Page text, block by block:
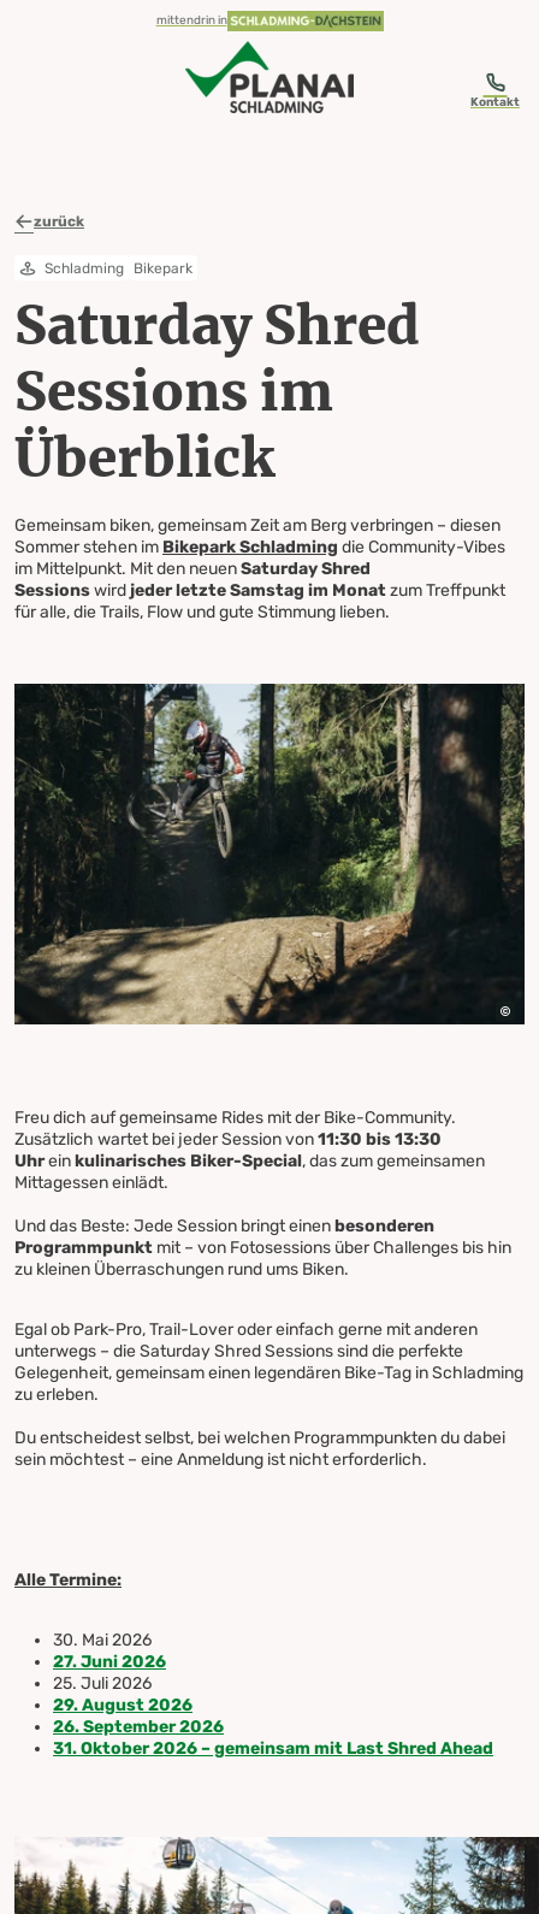
Zum Inhalt springen
Zum Inhaltsverzeichnis springen
Zur Navigation springen Saturday Shred Sessions im Überblick
mittendrin in
Kontakt
zurück
Schladming Bikepark
Saturday Shred
Sessions im
Überblick
Gemeinsam biken, gemeinsam Zeit am Berg verbringen – diesen
Sommer stehen im Bikepark Schladming die Community-Vibes
im Mittelpunkt. Mit den neuenSaturday Shred
Sessionswird jeder letzte Samstag im Monatzum Treffpunkt
für alle, die Trails, Flow und gute Stimmung lieben.
Freu dich auf gemeinsame Rides mit der Bike-Community.
Zusätzlich wartet bei jeder Session von11:30 bis 13:30
Uhreinkulinarisches Biker-Special, das zum gemeinsamen
Mittagessen einlädt.
Und das Beste: Jede Session bringt einenbesonderen
Programmpunkt mit – von Fotosessions über Challenges bis hin
zu kleinen Überraschungen rund ums Biken.
Egal ob Park-Pro, Trail-Lover oder einfach gerne mit anderen
unterwegs – die Saturday Shred Sessions sind die perfekte
Gelegenheit, gemeinsam einen legendären Bike-Tag in Schladming
zu erleben.
Du entscheidest selbst, bei welchen Programmpunkten du dabei
sein möchtest – eine Anmeldung ist nicht erforderlich.
Alle Termine:
30. Mai 2026
27. Juni 2026
25. Juli 2026
29. August 2026
26. September 2026
31. Oktober 2026 – gemeinsam mit Last Shred Ahead